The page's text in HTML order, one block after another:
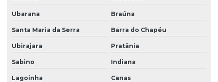
Ubarana Braúna
Santa Maria da Serra Barra do Chapéu
Ubirajara Pratânia
Sabino Indiana
Lagoinha Canas